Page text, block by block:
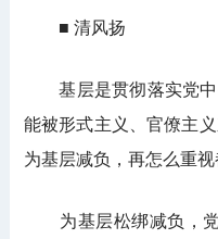
■ 清风扬
基层是贯彻落实党中
能被形式主义、官僚主
为基层减负，再怎么重视
为基层松绑减负，党